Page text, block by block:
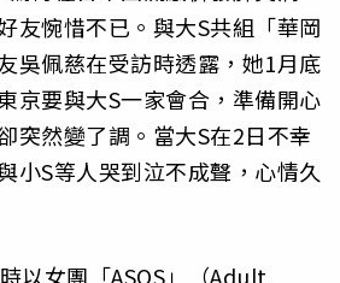
友惋惜不已。與大S共組「華岡
吳佩慈在受訪時透露，她1月底
京要與大S一家會合，準備開心
突然變了調。當大S在2日不幸
小S等人哭到泣不成聲，心情久
以女團「ASOS」（Adult